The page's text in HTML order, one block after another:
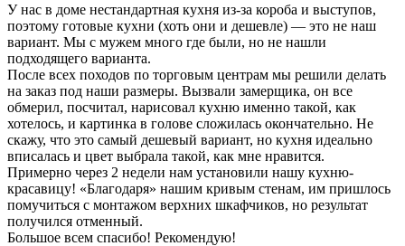
У нас в доме нестандартная кухня из-за короба и выступов,
поэтому готовые кухни (хоть они и дешевле) — это не наш
вариант. Мы с мужем много где были, но не нашли
подходящего варианта.
После всех походов по торговым центрам мы решили делать
на заказ под наши размеры. Вызвали замерщика, он все
обмерил, посчитал, нарисовал кухню именно такой, как
хотелось, и картинка в голове сложилась окончательно. Не
скажу, что это самый дешевый вариант, но кухня идеально
вписалась и цвет выбрала такой, как мне нравится.
Примерно через 2 недели нам установили нашу кухню-
красавицу! «Благодаря» нашим кривым стенам, им пришлось
помучиться с монтажом верхних шкафчиков, но результат
получился отменный.
Большое всем спасибо! Рекомендую!